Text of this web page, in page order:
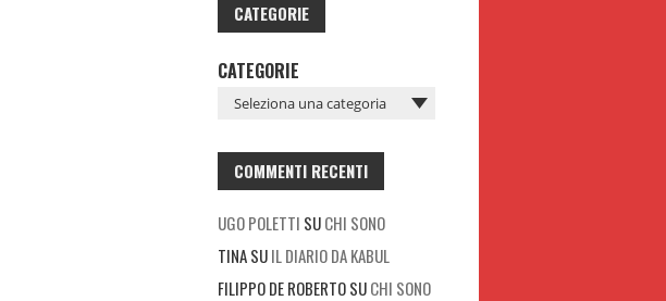
CATEGORIE
CATEGORIE
COMMENTI RECENTI
UGO POLETTI SUCHI SONO
TINASUIL DIARIO DA KABUL
FILIPPO DE ROBERTOSUCHI SONO